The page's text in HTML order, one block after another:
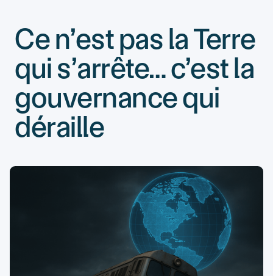
Ce n’est pas la Terre
qui s’arrête… c’est la
gouvernance qui
déraille